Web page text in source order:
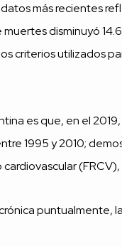
más recientes
muertes disminuyó
criterios utilizados
es que, en el
1995 y 2010;
puntualmente,